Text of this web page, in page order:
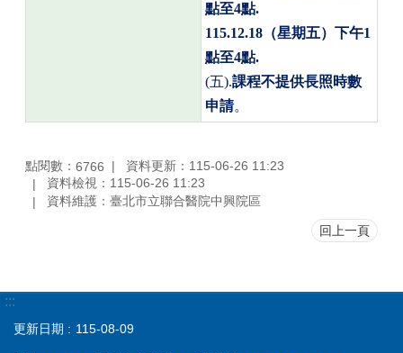
點至4點.
115.12.18 （星期五）下午1
點至4點.
(五).課程不提供長照時數
申請。
點閱數： 6766
資料更新：115-06-26 11:23
資料檢視：115-06-26 11:23
資料維護：臺北市立聯合醫院中興院區
回上一頁
:::
更新日期 115-08-09